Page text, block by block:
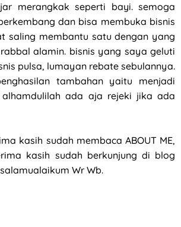
merangkak seperti bayi. semoga
dan bisa membuka bisnis
saling membantu satu dengan yang
alamin. bisnis yang saya geluti
pulsa, lumayan rebate sebulannya.
tambahan yaitu menjadi
ada aja rejeki jika ada
kasih sudah membaca ABOUT ME,
kasih sudah berkunjung di blog
Wr Wb.